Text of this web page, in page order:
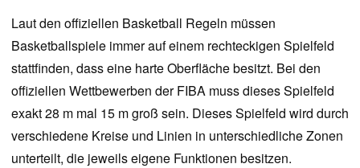
Laut den offiziellen Basketball Regeln müssen
Basketballspiele immer auf einem rechteckigen Spielfeld
stattfinden, dass eine harte Oberfläche besitzt. Bei den
offiziellen Wettbewerben der FIBA muss dieses Spielfeld
exakt 28 m mal 15 m groß sein. Dieses Spielfeld wird durch
verschiedene Kreise und Linien in unterschiedliche Zonen
unterteilt, die jeweils eigene Funktionen besitzen.